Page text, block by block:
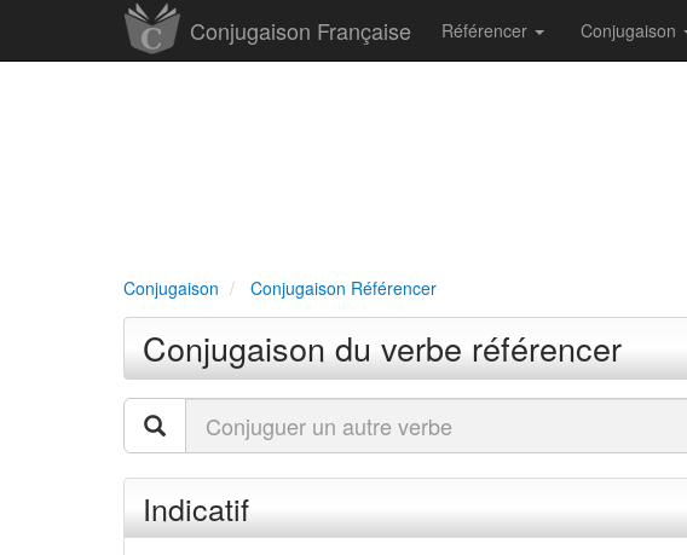
Conjugaison Française Référencer Conjugaison
Conjugaison Conjugaison Référencer
Conjugaison du verbe référencer
Indicatif